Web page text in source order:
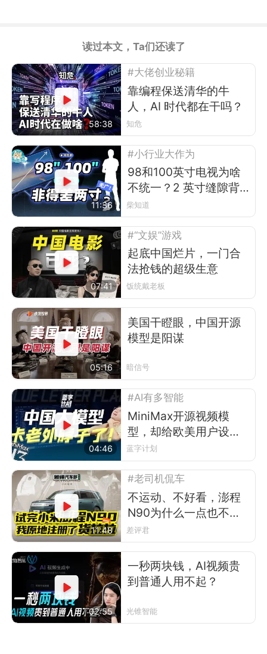
读过本文，Ta们还读了
58:38
#大佬创业秘籍
靠编程保送清华的牛
人，AI 时代都在干吗？
知危
11:36
#小行业大作为
98和100英寸电视为啥
不统一？2 英寸缝隙背
后的行业故事
柴知道
07:41
#“文娱”游戏
起底中国烂片，一门合
法抢钱的超级生意
饭统戴老板
05:16
美国干瞪眼，中国开源
模型是阳谋
暗信号
04:46
#AI有多智能
MiniMax开源视频模
型，却给欧美用户设了
道门槛
蓝字计划
11:48
#老司机侃车
不运动、不好看，澎程
N90为什么一点也不像
小米？
差评君
02:55
一秒两块钱，AI视频贵
到普通人用不起？
光锥智能